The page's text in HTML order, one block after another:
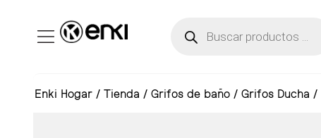
Enki Hogar / Tienda / Grifos de baño / Grifos Ducha /